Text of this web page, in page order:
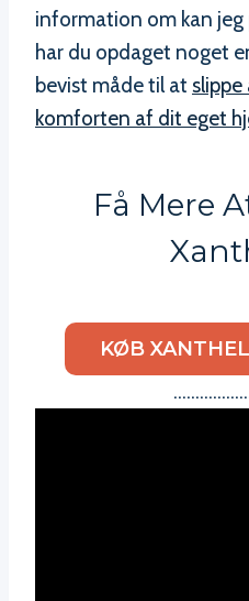
information om kan jeg
har du opdaget noget
bevist måde til at slippe
komforten af dit eget
Få Mere
KØB